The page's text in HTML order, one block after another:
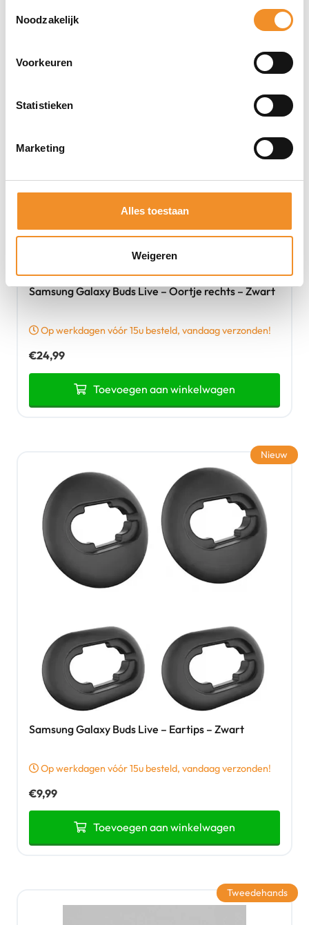
Noodzakelijk
Voorkeuren
Statistieken
Marketing
Alles toestaan
Weigeren
Samsung Galaxy Buds Live – Oortje rechts – Zwart
Op werkdagen vóór 15u besteld, vandaag verzonden!
€24,99
Toevoegen aan winkelwagen
Tweedehands
Samsung Galaxy Buds Live – Eartips – Zwart
Op werkdagen vóór 15u besteld, vandaag verzonden!
€9,99
Toevoegen aan winkelwagen
Nieuw
Tweedehands